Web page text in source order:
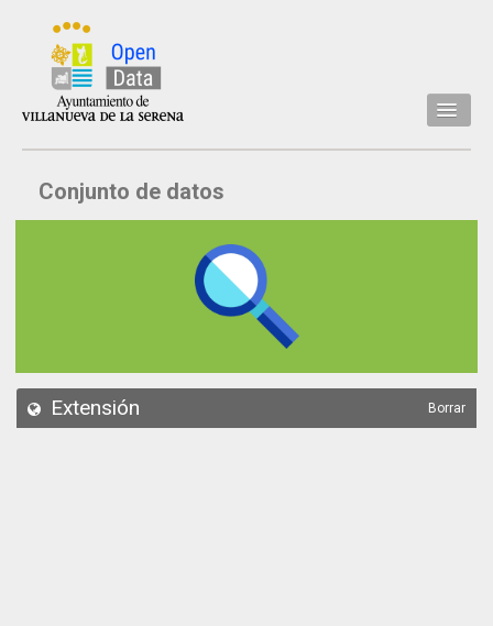
Inicio
Datos
API
Conjunto de datos
Extensión Borrar